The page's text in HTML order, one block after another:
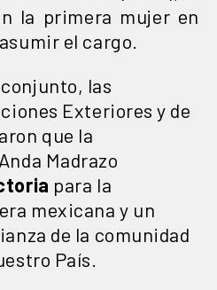
la primera mujer en
el cargo.
las
Exteriores y de
que la
Madrazo
para la
mexicana y un
de la comunidad
País.